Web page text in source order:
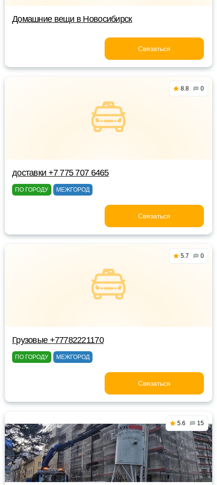
Домашние вещи в Новосибирск
Связаться
8.8 0
доставки +7 775 707 6465
ПО ГОРОДУ МЕЖГОРОД
Связаться
5.7 0
Грузовые +77782221170
ПО ГОРОДУ МЕЖГОРОД
Связаться
5.6 15